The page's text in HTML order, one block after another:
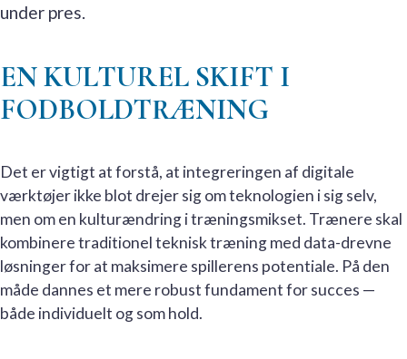
under pres.
EN KULTUREL SKIFT I
FODBOLDTRÆNING
Det er vigtigt at forstå, at integreringen af digitale
værktøjer ikke blot drejer sig om teknologien i sig selv,
men om en kulturændring i træningsmikset. Trænere skal
kombinere traditionel teknisk træning med data-drevne
løsninger for at maksimere spillerens potentiale. På den
måde dannes et mere robust fundament for succes —
både individuelt og som hold.